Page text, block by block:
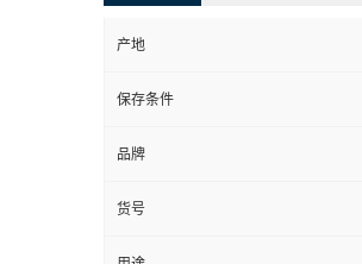
产地
保存条件
品牌
货号